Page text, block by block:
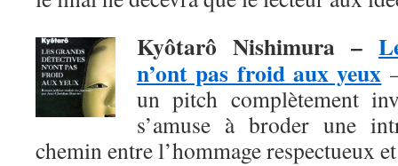
Kyôtarô Nishimura –
n’ont pas froid aux yeux
un pitch complètement
s’amuse à broder une
chemin entre l’hommage respectueux